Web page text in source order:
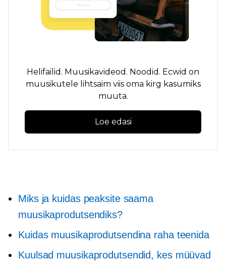
Helifailid. Muusikavideod. Noodid. Ecwid on
muusikutele lihtsaim viis oma kirg kasumiks
muuta.
Loe edasi
Miks ja kuidas peaksite saama
muusikaprodutsendiks?
Kuidas muusikaprodutsendina raha teenida
Kuulsad muusikaprodutsendid, kes müüvad